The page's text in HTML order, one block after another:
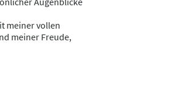
meiner vollen
meiner Freude,